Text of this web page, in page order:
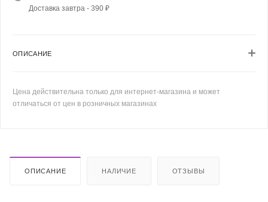
Доставка завтра - 390 ₽
ОПИСАНИЕ
Цена действительна только для интернет-магазина и может
отличаться от цен в розничных магазинах
ОПИСАНИЕ НАЛИЧИЕ ОТЗЫВЫ